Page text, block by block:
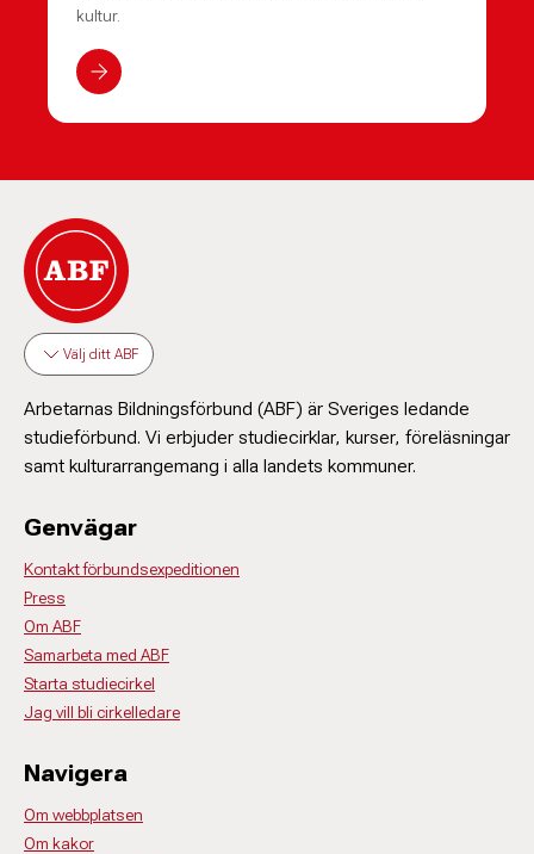
kultur.
Välj ditt ABF
Arbetarnas Bildningsförbund (ABF) är Sveriges ledande
studieförbund. Vi erbjuder studiecirklar, kurser, föreläsningar
samt kulturarrangemang i alla landets kommuner.
Genvägar
Kontakt förbundsexpeditionen
Press
Om ABF
Samarbeta med ABF
Starta studiecirkel
Jag vill bli cirkelledare
Navigera
Om webbplatsen
Om kakor